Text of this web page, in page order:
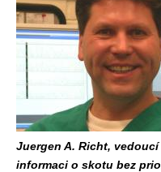
Juergen A. Richt,
informaci o skotu bez